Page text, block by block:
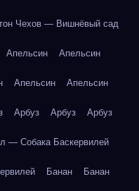
Чехов — Вишнёвый сад
Апельсин Апельсин
Апельсин Апельсин
Арбуз Арбуз Арбуз
— Собака Баскервилей
Банан Банан